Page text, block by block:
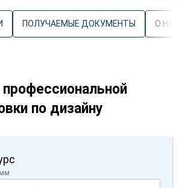
ПОЛУЧАЕМЫЕ ДОКУМЕНТЫ О
по дизайну